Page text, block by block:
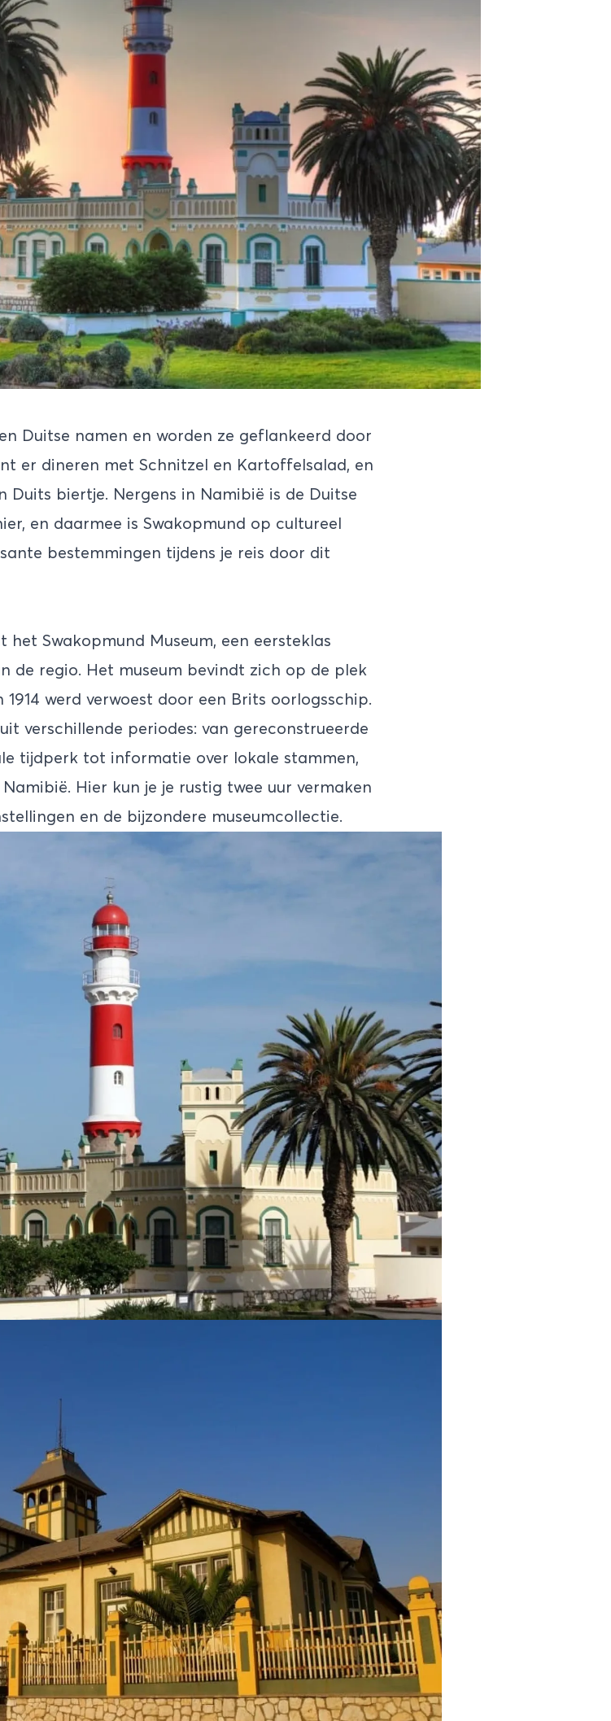
Duitse namen en worden ze geflankeerd door
er dineren met Schnitzel en Kartoffelsalad, en
Duits biertje. Nergens in Namibië is de Duitse
en daarmee is Swakopmund op cultureel
bestemmingen tijdens je reis door dit
Swakopmund Museum, een eersteklas
de regio. Het museum bevindt zich op de plek
werd verwoest door een Brits oorlogsschip.
verschillende periodes: van gereconstrueerde
tijdperk tot informatie over lokale stammen,
Hier kun je je rustig twee uur vermaken
en de bijzondere museumcollectie.